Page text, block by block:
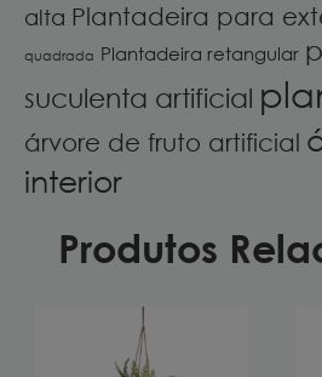
alta Plantadeira para
quadrada Plantadeira retangular
suculenta artificial
árvore de fruto artificial
interior
Produtos